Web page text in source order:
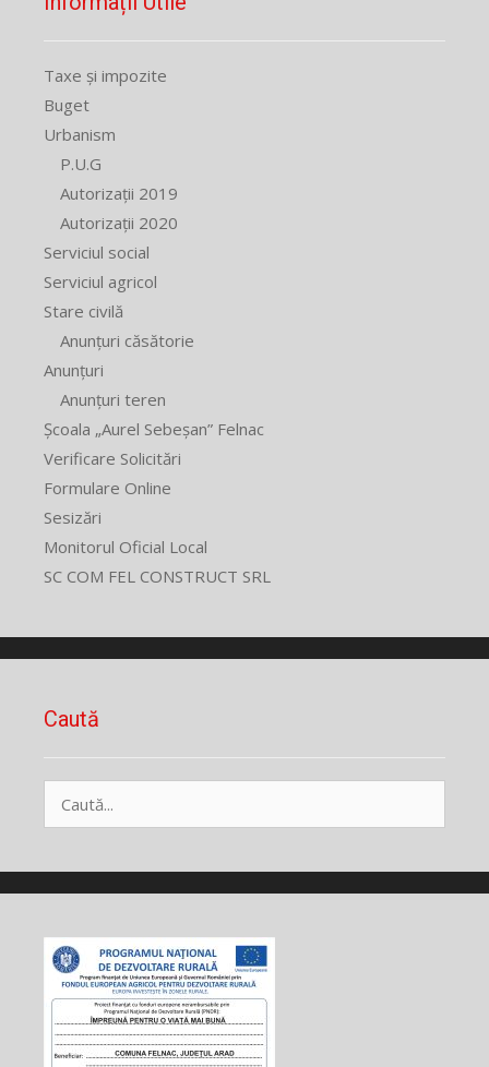
Taxe și impozite
Buget
Urbanism
P.U.G
Autorizații 2019
Autorizații 2020
Serviciul social
Serviciul agricol
Stare civilă
Anunțuri căsătorie
Anunțuri
Anunțuri teren
Școala „Aurel Sebeșan” Felnac
Verificare Solicitări
Formulare Online
Sesizări
Monitorul Oficial Local
SC COM FEL CONSTRUCT SRL
Caută
după: